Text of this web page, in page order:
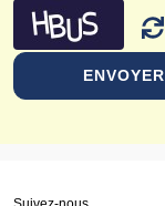
ENVOYER